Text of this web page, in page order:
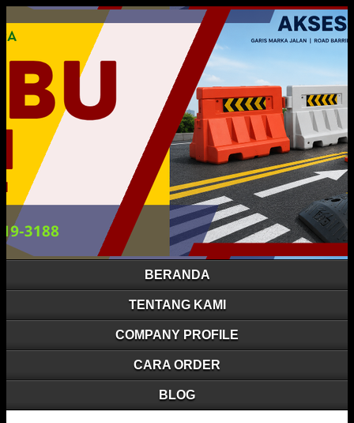
BERANDA
TENTANG KAMI
COMPANY PROFILE
CARA ORDER
BLOG